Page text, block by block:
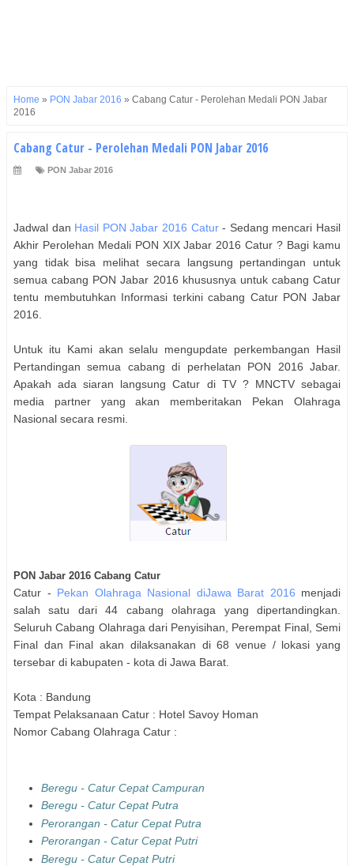
Home » PON Jabar 2016 » Cabang Catur - Perolehan Medali PON Jabar
2016
Cabang Catur - Perolehan Medali PON Jabar 2016
PON Jabar 2016
Jadwal dan Hasil PON Jabar 2016 Catur- Sedang mencari Hasil
Akhir Perolehan Medali PON XIX Jabar 2016Catur ? Bagi kamu
yang tidak bisa melihat secara langsung pertandingan untuk
semua cabang PON Jabar 2016 khususnya untuk cabang Catur
tentu membutuhkan Informasi terkini cabang CaturPON Jabar
2016.
Untuk itu Kami akan selalu mengupdate perkembangan Hasil
Pertandingan semua cabang di perhelatan PON 2016 Jabar.
Apakah ada siaran langsungCatur di TV ? MNCTV sebagai
media partner yang akan memberitakan Pekan Olahraga
Nasional secara resmi.
PON Jabar 2016 Cabang Catur
Catur - Pekan Olahraga Nasional diJawa Barat 2016 menjadi
salah satu dari 44 cabang olahraga yang dipertandingkan.
Seluruh Cabang Olahraga dari Penyisihan, Perempat Final, Semi
Final dan Final akan dilaksanakan di 68 venue / lokasi yang
tersebar di kabupaten - kota di Jawa Barat.
Kota : Bandung
Tempat Pelaksanaan Catur : Hotel Savoy Homan
Nomor Cabang Olahraga Catur :
Beregu - Catur Cepat Campuran
Beregu - Catur Cepat Putra
Perorangan - Catur Cepat Putra
Perorangan - Catur Cepat Putri
Beregu - Catur Cepat Putri